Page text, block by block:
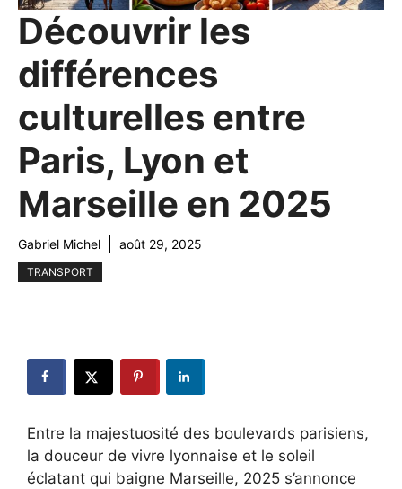
Découvrir les
différences
culturelles entre
Paris, Lyon et
Marseille en 2025
Gabriel Michel août 29, 2025
TRANSPORT
Entre la majestuosité des boulevards parisiens,
la douceur de vivre lyonnaise et le soleil
éclatant qui baigne Marseille, 2025 s’annonce